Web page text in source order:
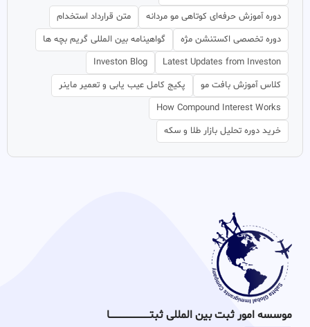
دوره آموزش حرفه‌ای کوتاهی مو مردانه
متن قرارداد استخدام
دوره تخصصی اکستنشن مژه
گواهینامه بین المللی گریم بچه ها
Latest Updates from Investon
Investon Blog
کلاس آموزش بافت مو
پکیج کامل عیب یابی و تعمیر ماینر
How Compound Interest Works
خرید دوره تحلیل بازار طلا و سکه
موسسه امور ثبت بین المللی ثبتـــــــــــــــــــــــــــــا